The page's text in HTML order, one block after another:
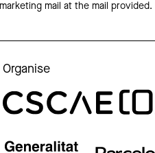
mail at the mail provided.
Organise